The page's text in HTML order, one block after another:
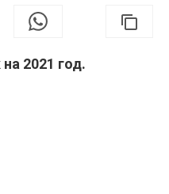
2021 год.